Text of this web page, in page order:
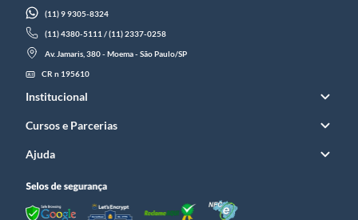
(11) 9 9305-8324
(11) 4380-5111 / (11) 2337-0258
Av. Jamaris, 380 - Moema - São Paulo/SP
CR n 195610
Institucional
Cursos e Parcerias
Ajuda